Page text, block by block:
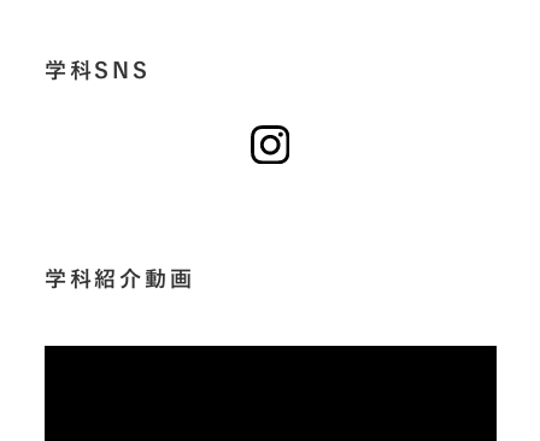
学科SNS
学科紹介動画